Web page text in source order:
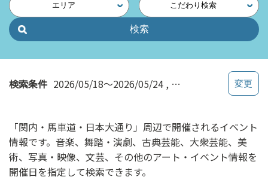
他
ペ
の
へ
ス
エリア こだわり検索
検索条件 2026/05/18～2026/05/24 関内・馬車道・日本
「関内・馬車道・日本大通り」周辺で開催されるイベント
情報です。音楽、舞踏・演劇、古典芸能、大衆芸能、美
術、写真・映像、文芸、その他のアート・イベント情報を
開催日を指定して検索できます。